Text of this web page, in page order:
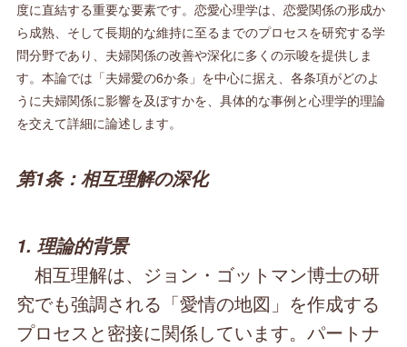
度に直結する重要な要素です。恋愛心理学は、恋愛関係の形成か
ら成熟、そして長期的な維持に至るまでのプロセスを研究する学
問分野であり、夫婦関係の改善や深化に多くの示唆を提供しま
す。本論では「夫婦愛の6か条」を中心に据え、各条項がどのよ
うに夫婦関係に影響を及ぼすかを、具体的な事例と心理学的理論
を交えて詳細に論述します。
第1条：相互理解の深化
1. 理論的背景
相互理解は、ジョン・ゴットマン博士の研
究でも強調される「愛情の地図」を作成する
プロセスと密接に関係しています。パートナ